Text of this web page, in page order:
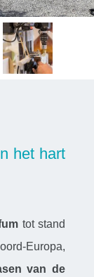
het hart
tot stand
Europa,
van de